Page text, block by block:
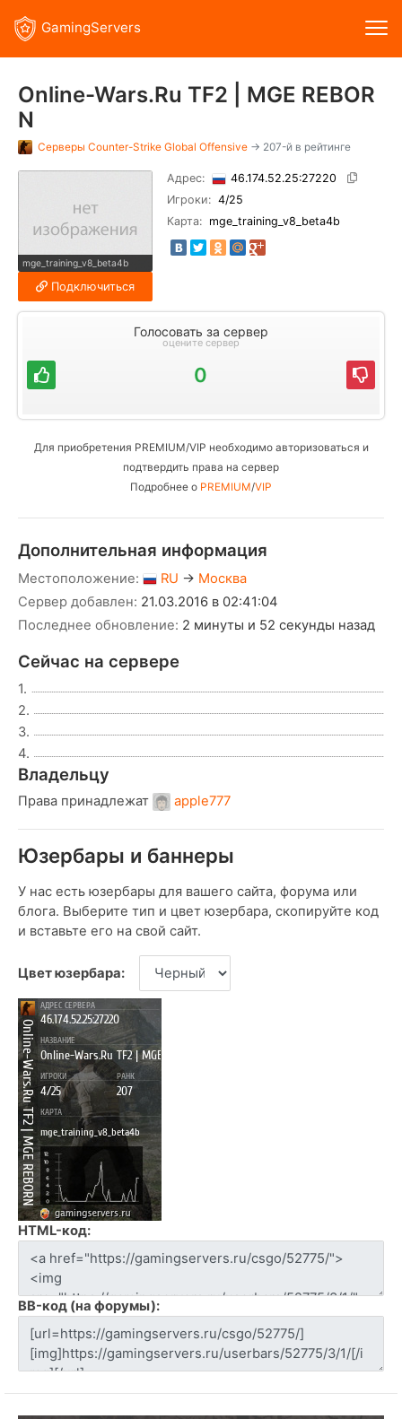
GamingServers
Online-Wars.Ru TF2 | MGE REBOR
N
Серверы Counter-Strike Global Offensive → 207-й в рейтинге
mge_training_v8_beta4b
Подключиться
Адрес:
46.174.52.25:27220
Игроки: 4/25
Карта: mge_training_v8_beta4b
Голосовать за сервер
оцените сервер
0
Для приобретения PREMIUM/VIP необходимо авторизоваться и
подтвердить права на сервер
Подробнее о PREMIUM/VIP
Дополнительная информация
Местоположение: RU → Москва
Сервер добавлен: 21.03.2016 в 02:41:04
Последнее обновление: 2 минуты и 52 секунды назад
Сейчас на сервере
1.
2.
3.
4.
Владельцу
Права принадлежат apple777
Юзербары и баннеры
У нас есть юзербары для вашего сайта, форума или
блога. Выберите тип и цвет юзербара, скопируйте код
и вставьте его на свой сайт.
Цвет юзербара:
HTML-код:
BB-код (на форумы):